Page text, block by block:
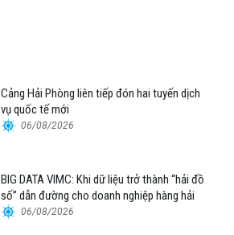
Cảng Hải Phòng liên tiếp đón hai tuyến dịch
vụ quốc tế mới
06/08/2026
BIG DATA VIMC: Khi dữ liệu trở thành “hải đồ
số” dẫn đường cho doanh nghiệp hàng hải
06/08/2026